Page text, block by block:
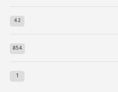
42
854
1